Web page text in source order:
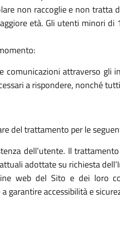
non raccoglie e non tratta
età. Gli utenti minori
comunicazioni attraverso
a rispondere, nonché
del trattamento per le
dell’utente. Il
adottate su richiesta
web del Sito e dei loro
accessibilità e